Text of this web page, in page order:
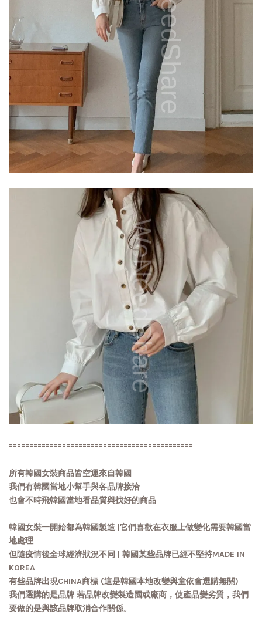
=============================================
所有韓國女裝商品皆空運來自韓國
我們有韓國當地小幫手與各品牌接洽
也會不時飛韓國當地看品質與找好的商品
韓國女裝一開始都為韓國製造 |它們喜歡在衣服上做變化需要韓國當
地處理
但隨疫情後全球經濟狀況不同 | 韓國某些品牌已經不堅持MADE IN
KOREA
有些品牌出現CHINA商標 (這是韓國本地改變與童依會選購無關)
我們選購的是品牌 若品牌改變製造國或廠商，使產品變劣質，我們
要做的是與該品牌取消合作關係。